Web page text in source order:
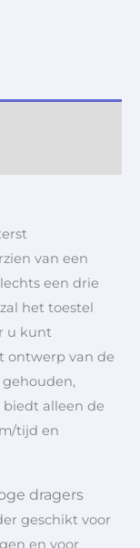
van een
een drie
het toestel
u kunt
ontwerp van de
alleen de
tijd en
dragers
geschikt voor
en voor